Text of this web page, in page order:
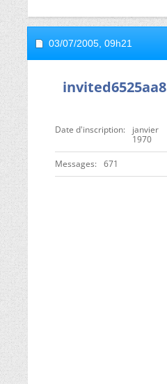
03/07/2005, 09h21
invited6525aa8
Date d'inscription
janvier
1970
Messages 671